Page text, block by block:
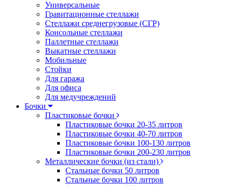
Универсальные
Гравитационные стеллажи
Стеллажи среднегрузовые (СГР)
Консольные стеллажи
Паллетные стеллажи
Выкатные стеллажи
Мобильные
Стойки
Для гаража
Для офиса
Для медучреждений
Бочки
Пластиковые бочки
Пластиковые бочки 20-35 литров
Пластиковые бочки 40-70 литров
Пластиковые бочки 100-130 литров
Пластиковые бочки 200-230 литров
Металлические бочки (из стали)
Стальные бочки 50 литров
Стальные бочки 100 литров